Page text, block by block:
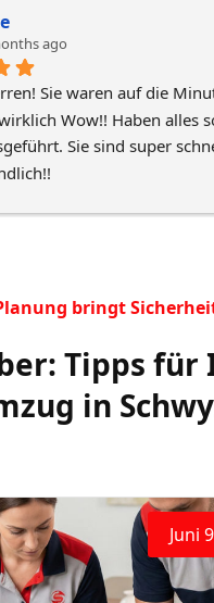
ago
Sie waren auf die
Wow!! Haben alles
Sie sind super
bringt
Tipps für
in
Juni